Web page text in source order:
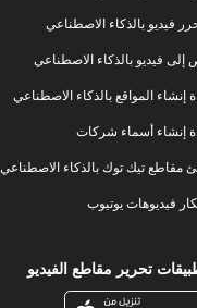
فيديو بالذكاء الاصطناعي
إلى فيديو بالذكاء الاصطناعي
إنشاء المواقع بالذكاء الاصطناعي
إنشاء أسماء شركات
مقاطع تيك توك بالذكاء الاصطناعي
فيديوهات يوتيوب
تحرير مقاطع الفيديو